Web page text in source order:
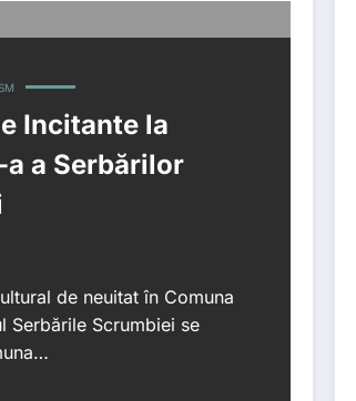
Incitante la
a a Serbărilor
de neuitat în Comuna
Serbările Scrumbiei se